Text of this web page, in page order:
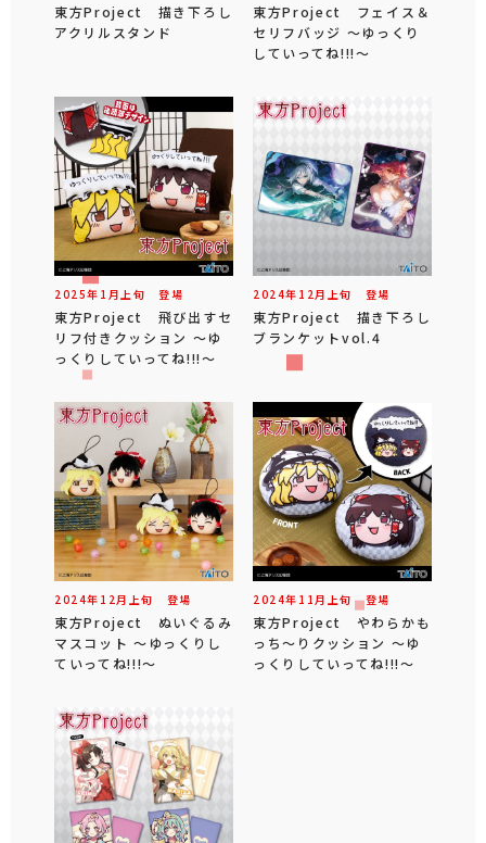
東方Project 描き下ろし
アクリルスタンド
東方Project フェイス＆
セリフバッジ ～ゆっくり
していってね!!!～
2025年 1 月 上旬 登場
東方Project 飛び出すセ
リフ付きクッション ～ゆ
っくりしていってね!!!～
2024年 12 月 上旬 登場
東方Project 描き下ろし
ブランケットvol.4
2024年 12 月 上旬 登場
東方Project ぬいぐるみ
マスコット ～ゆっくりし
ていってね!!!～
2024年 11 月 上旬 登場
東方Project やわらかも
っち～りクッション ～ゆ
っくりしていってね!!!～